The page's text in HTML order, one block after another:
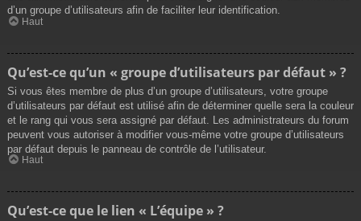
d’un groupe d’utilisateurs afin de faciliter leur identification.
Haut
Qu’est-ce qu’un « groupe d’utilisateurs par défaut » ?
Si vous êtes membre de plus d’un groupe d’utilisateurs, votre groupe
d’utilisateurs par défaut est utilisé afin de déterminer quelle sera la couleur
et le rang qui vous sera assigné par défaut. Les administrateurs du forum
peuvent vous autoriser à modifier vous-même votre groupe d’utilisateurs
par défaut depuis le panneau de contrôle de l’utilisateur.
Haut
Qu’est-ce que le lien « L’équipe » ?